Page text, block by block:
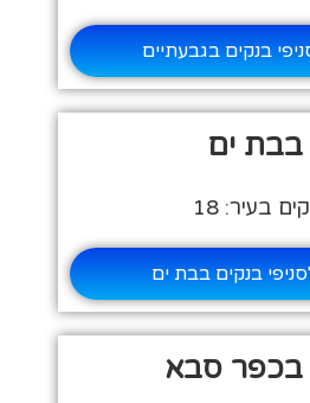
בנקים בגבעתיים
בבת ים
בעיר: 18
בנקים בבת ים
בכפר סבא